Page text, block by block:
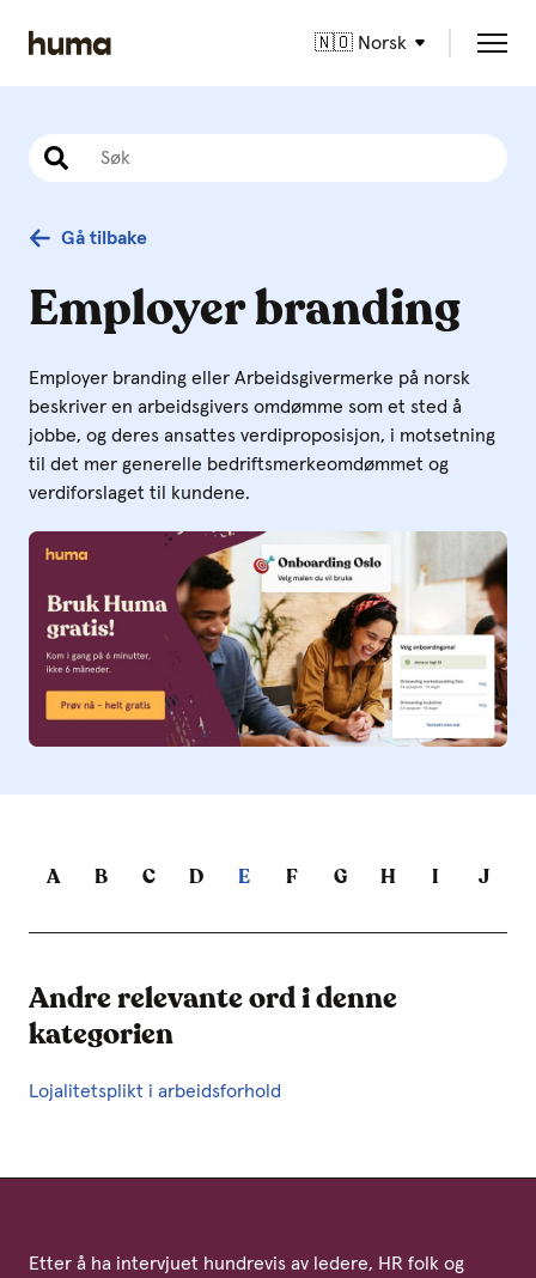
🇳🇴 Norsk
Gå tilbake
Employer branding
Employer branding eller Arbeidsgivermerke på norsk
beskriver en arbeidsgivers omdømme som et sted å
jobbe, og deres ansattes verdiproposisjon, i motsetning
til det mer generelle bedriftsmerkeomdømmet og
verdiforslaget til kundene.
A B C D E F G H I J
Andre relevante ord i denne
kategorien
Lojalitetsplikt i arbeidsforhold
Etter å ha intervjuet hundrevis av ledere, HR folk og